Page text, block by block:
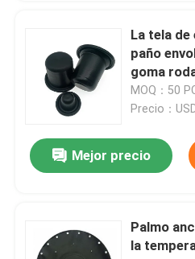
Diafragma de la válvula
Diafragma de la válvula
Diafragma compuesto
Junta de goma del reborde
La tela
paño
goma
de la
diafragma
MOQ：50
Precio：
Mejor precio
Palmo
la